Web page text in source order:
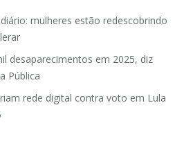
mulheres estão redescobrindo
desaparecimentos em 2025, diz
Pública
rede digital contra voto em Lula